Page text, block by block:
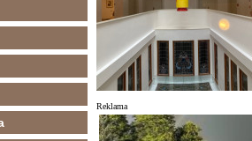
Reklama